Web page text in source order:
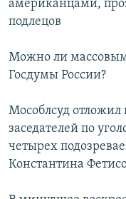
американцами,
подлецов
Можно ли
Госдумы России?
Мособлсуд
заседателей по
четырех
Константина